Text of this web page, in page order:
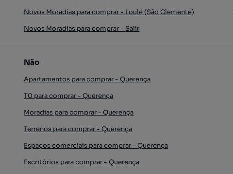
Novos Moradias para comprar - Loulé (São Clemente)
Novos Moradias para comprar - Salir
Não
Apartamentos para comprar - Querença
T0 para comprar - Querença
Moradias para comprar - Querença
Terrenos para comprar - Querença
Espaços comerciais para comprar - Querença
Escritórios para comprar - Querença